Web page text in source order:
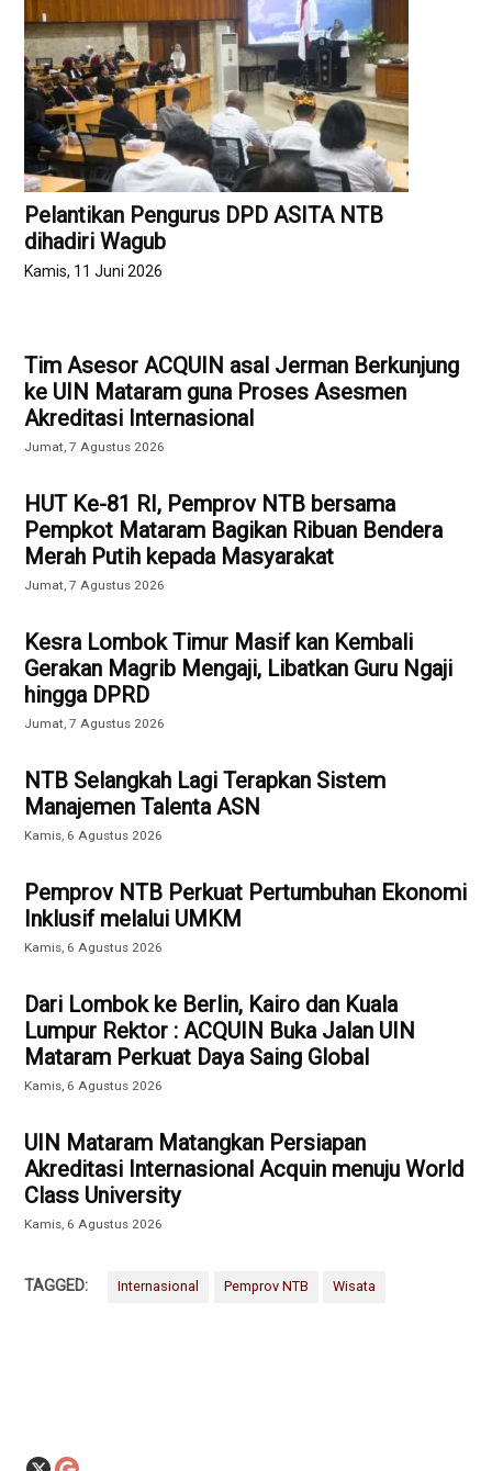
Pelantikan Pengurus DPD ASITA NTB
dihadiri Wagub
Kamis, 11 Juni 2026
Tim Asesor ACQUIN asal Jerman Berkunjung
ke UIN Mataram guna Proses Asesmen
Akreditasi Internasional
Jumat, 7 Agustus 2026
HUT Ke-81 RI, Pemprov NTB bersama
Pempkot Mataram Bagikan Ribuan Bendera
Merah Putih kepada Masyarakat
Jumat, 7 Agustus 2026
Kesra Lombok Timur Masif kan Kembali
Gerakan Magrib Mengaji, Libatkan Guru Ngaji
hingga DPRD
Jumat, 7 Agustus 2026
NTB Selangkah Lagi Terapkan Sistem
Manajemen Talenta ASN
Kamis, 6 Agustus 2026
Pemprov NTB Perkuat Pertumbuhan Ekonomi
Inklusif melalui UMKM
Kamis, 6 Agustus 2026
Dari Lombok ke Berlin, Kairo dan Kuala
Lumpur Rektor : ACQUIN Buka Jalan UIN
Mataram Perkuat Daya Saing Global
Kamis, 6 Agustus 2026
UIN Mataram Matangkan Persiapan
Akreditasi Internasional Acquin menuju World
Class University
Kamis, 6 Agustus 2026
TAGGED: Internasional Pemprov NTB Wisata